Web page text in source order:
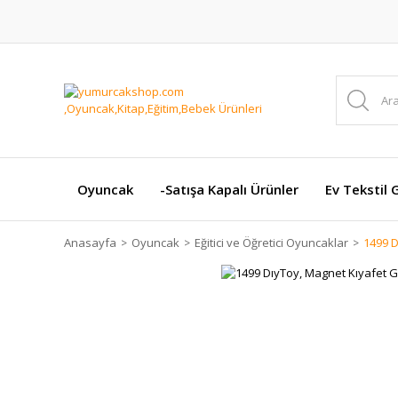
Oyuncak -Satışa Kapalı Ürünler Ev Tekstil
Anasayfa Oyuncak Eğitici ve Öğretici Oyuncaklar 1499